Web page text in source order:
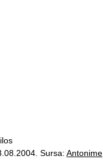
Sursa: Antonime